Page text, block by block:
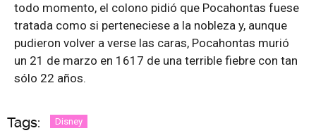
todo momento, el colono pidió que Pocahontas fuese
tratada como si perteneciese a la nobleza y, aunque
pudieron volver a verse las caras, Pocahontas murió
un 21 de marzo en 1617 de una terrible fiebre con tan
sólo 22 años.
Tags: Disney